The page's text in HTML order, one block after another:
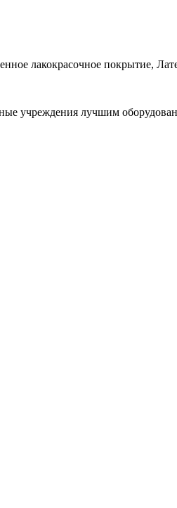
лакокрасочное покрытие,
учреждения лучшим